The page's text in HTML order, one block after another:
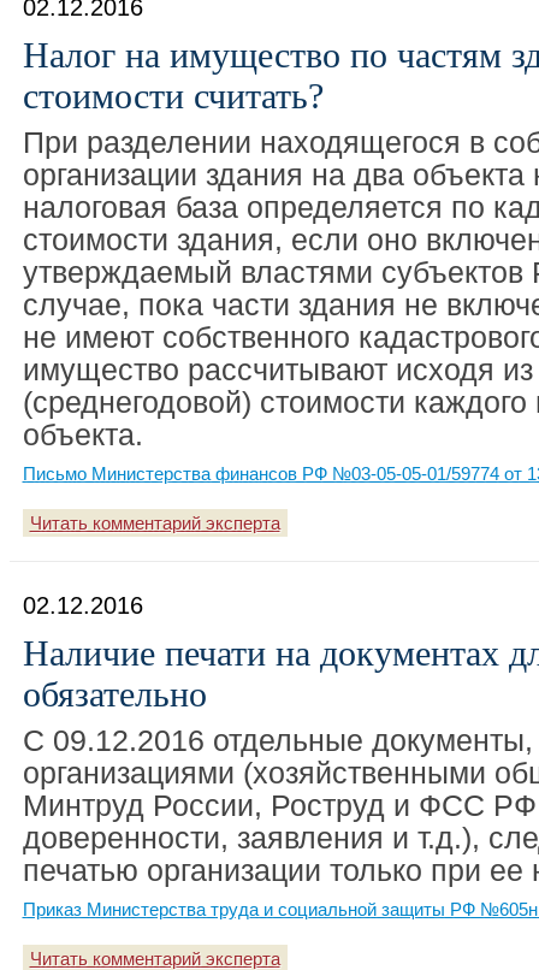
02.12.2016
Налог на имущество по частям
стоимости считать?
При разделении находящегося в
организации здания на два
налоговая база определяется по
стоимости здания, если оно
утверждаемый властями
случае, пока части здания не
не имеют собственного
имущество рассчитывают исходя из
(среднегодовой) стоимости каждого
объекта.
Письмо Министерства финансов РФ №03-05-05-01/59774 от
Читать комментарий эксперта
02.12.2016
Наличие печати на документах
обязательно
С 09.12.2016 отдельные
организациями (хозяйственными
Минтруд России, Роструд и ФСС
доверенности, заявления и т.д.),
печатью организации только при ее
Приказ Министерства труда и социальной защиты РФ №605н
Читать комментарий эксперта